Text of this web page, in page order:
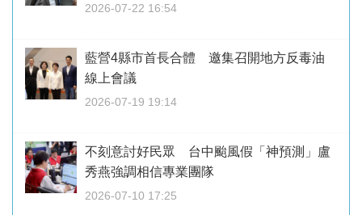
2026-07-22 16:54
藍營4縣市首長合體 邀集召開地方反毒油
線上會議
2026-07-19 19:14
不刻意討好民眾 台中颱風假「神預測」盧
秀燕強調相信專業團隊
2026-07-10 17:25